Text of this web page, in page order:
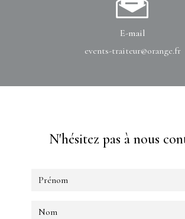
E-mail
events-traiteur@orange.fr
N'hésitez pas à nous